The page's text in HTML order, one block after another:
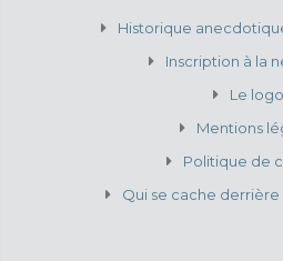
Historique
Inscription à la
Le logo
Mentions
Politique de
Qui se cache derrière